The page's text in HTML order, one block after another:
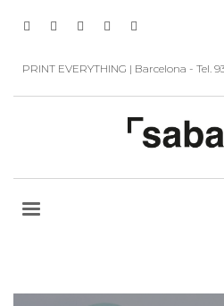
PRINT EVERYTHING | Barcelona - Tel.